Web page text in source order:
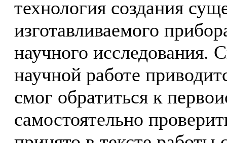
технология создания
изготавливаемого
научного исследования.
научной работе
смог обратиться к
самостоятельно